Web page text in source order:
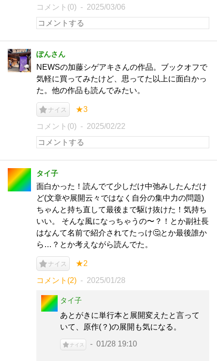
コメント(0) 2025/03/06
ぽんさん
NEWSの加藤シゲアキさんの作品。ブックオフで
気軽に買ってみたけど、思ってた以上に面白かっ
た。他の作品も読んでみたい。
ナイス ★3
コメント(0) 2025/02/22
タイ子
面白かった！読んでて少しだけ中弛みしたんだけ
ど(文章や展開云々ではなく自分の集中力の問題)
ちゃんと持ち直して最後まで駆け抜けた！気持ち
いい。 そんな風になっちゃうの〜？！とか副社長
はなんて名前で紹介されてたっけ🤔とか最後誰か
ら…？とか考えながら読んでた。
ナイス ★2
コメント(2) 2025/01/28
タイ子
あとがきに単行本と展開変えたと言って
いて、原作(？)の展開も気になる。
ナイス 01/28 19:10